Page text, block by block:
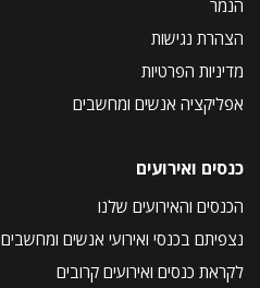
הנמר
הצהרת נגישות
מדיניות הפרטיות
אפליקציה אנשים ומחשבים
כנסים ואירועים
הכנסים והאירועים שלנו
נצפיתם בכנסי ואירועי אנשים ומחשבים
לקראת כנסים ואירועים קרובים